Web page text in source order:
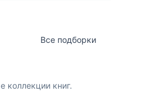
Все подборки
книг.